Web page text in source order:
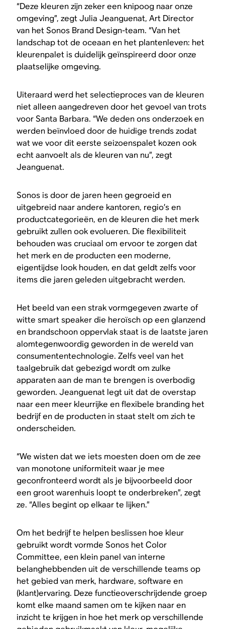
“Deze kleuren zijn zeker een knipoog naar onze
omgeving”, zegt Julia Jeanguenat, Art Director
van het Sonos Brand Design-team. “Van het
landschap tot de oceaan en het plantenleven: het
kleurenpalet is duidelijk geïnspireerd door onze
plaatselijke omgeving.
Uiteraard werd het selectieproces van de kleuren
niet alleen aangedreven door het gevoel van trots
voor Santa Barbara. “We deden ons onderzoek en
werden beïnvloed door de huidige trends zodat
wat we voor dit eerste seizoenspalet kozen ook
echt aanvoelt als de kleuren van nu”, zegt
Jeanguenat.
Sonos is door de jaren heen gegroeid en
uitgebreid naar andere kantoren, regio’s en
productcategorieën, en de kleuren die het merk
gebruikt zullen ook evolueren. Die flexibiliteit
behouden was cruciaal om ervoor te zorgen dat
het merk en de producten een moderne,
eigentijdse look houden, en dat geldt zelfs voor
items die jaren geleden uitgebracht werden.
Het beeld van een strak vormgegeven zwarte of
witte smart speaker die heroïsch op een glanzend
en brandschoon oppervlak staat is de laatste jaren
alomtegenwoordig geworden in de wereld van
consumententechnologie. Zelfs veel van het
taalgebruik dat gebezigd wordt om zulke
apparaten aan de man te brengen is overbodig
geworden. Jeanguenat legt uit dat de overstap
naar een meer kleurrijke en flexibele branding het
bedrijf en de producten in staat stelt om zich te
onderscheiden.
“We wisten dat we iets moesten doen om de zee
van monotone uniformiteit waar je mee
geconfronteerd wordt als je bijvoorbeeld door
een groot warenhuis loopt te onderbreken”, zegt
ze. “Alles begint op elkaar te lijken.”
Om het bedrijf te helpen beslissen hoe kleur
gebruikt wordt vormde Sonos het Color
Committee, een klein panel van interne
belanghebbenden uit de verschillende teams op
het gebied van merk, hardware, software en
(klant)ervaring. Deze functieoverschrijdende groep
komt elke maand samen om te kijken naar en
inzicht te krijgen in hoe het merk op verschillende